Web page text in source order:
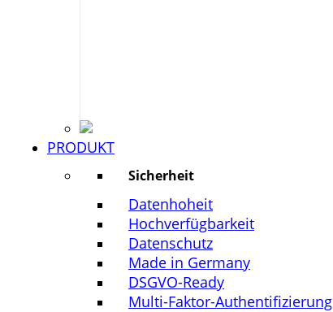
PRODUKT
Sicherheit
Datenhoheit
Hochverfügbarkeit
Datenschutz
Made in Germany
DSGVO-Ready
Multi-Faktor-Authentifizierung